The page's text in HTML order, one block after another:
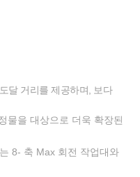
달 거리를 제공하며, 보다
을 대상으로 더욱 확장된
8- 축 Max 회전 작업대와